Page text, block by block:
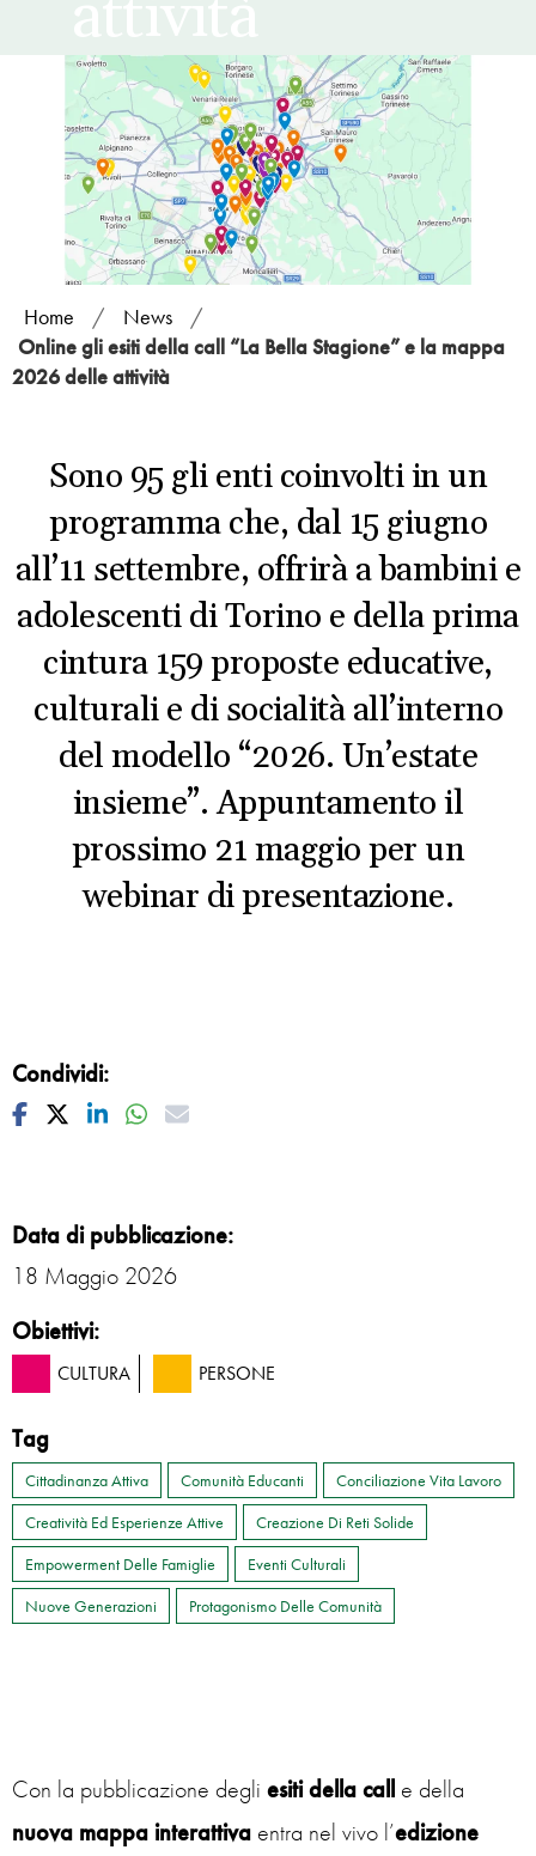
Home / News
/
Online gli esiti della call “La Bella Stagione” e la mappa
2026 delle attività
Sono 95 gli enti coinvolti in un
programma che, dal 15 giugno
all’11 settembre, offrirà a bambini e
adolescenti di Torino e della prima
cintura 159 proposte educative,
culturali e di socialità all’interno
del modello “2026. Un’estate
insieme”. Appuntamento il
prossimo 21 maggio per un
webinar di presentazione.
Condividi:
Facebook
TwitterLinkedinWhatsapp
Mail
Data di pubblicazione:
18 Maggio 2026
Obiettivi:
CULTURA PERSONE
Tag
Cittadinanza Attiva Comunità Educanti
Conciliazione Vita Lavoro
Creatività Ed Esperienze Attive
Creazione Di Reti Solide
Empowerment Delle Famiglie
Eventi Culturali
Nuove Generazioni
Protagonismo Delle Comunità
Con la pubblicazione degli esiti della call e della
nuova mappa interattiva entra nel vivo l’edizione